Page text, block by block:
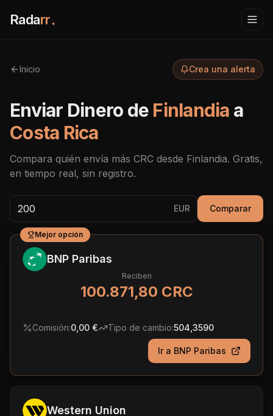
Radarr.
Inicio Crea una alerta
Enviar Dinero de Finlandia a
Costa Rica
Compara quién envía más CRC desde Finlandia. Gratis,
en tiempo real, sin registro.
EUR Comparar
Mejor opción
BNP Paribas
Reciben
100.871,80 CRC
Comisión:0,00 € Tipo de cambio:504,3590
Ir a BNP Paribas
Western Union